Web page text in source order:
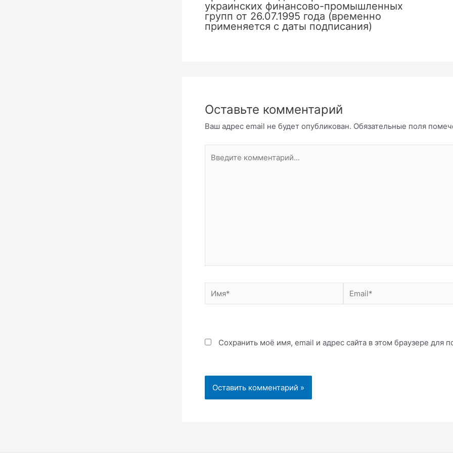
украинских финансово-промышленных
групп от 26.07.1995 года (временно
применяется с даты подписания)
Оставьте комментарий
Ваш адрес email не будет опубликован. Обязательные поля
комментарий...
Имя* Email*
Сохранить моё имя, email и адрес сайта в этом браузере для